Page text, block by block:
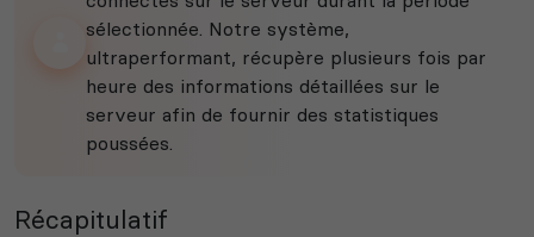
sélectionnée. Notre système,
ultraperformant, récupère plusieurs fois par
heure des informations détaillées sur le
serveur afin de fournir des statistiques
poussées.
Récapitulatif